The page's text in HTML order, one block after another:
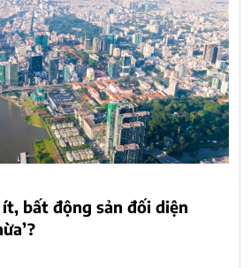
bất động sản đối diện